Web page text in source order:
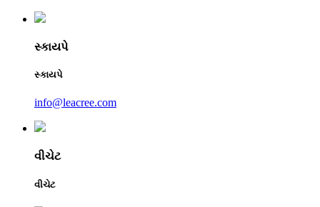
સ્કાયપે
સ્કાયપે
info@leacree.com
વીચેટ
વીચેટ